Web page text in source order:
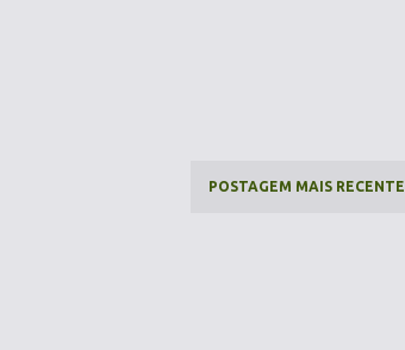
POSTAGEM MAIS RECENTE